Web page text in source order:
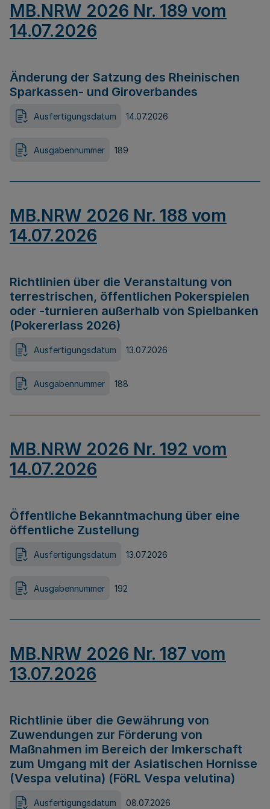
MB.NRW 2026 Nr. 189 vom
14.07.2026
Änderung der Satzung des Rheinischen
Sparkassen- und Giroverbandes
Ausfertigungsdatum 14.07.2026
Ausgabennummer 189
MB.NRW 2026 Nr. 188 vom
14.07.2026
Richtlinien über die Veranstaltung von
terrestrischen, öffentlichen Pokerspielen
oder -turnieren außerhalb von Spielbanken
(Pokererlass 2026)
Ausfertigungsdatum 13.07.2026
Ausgabennummer 188
MB.NRW 2026 Nr. 192 vom
14.07.2026
Öffentliche Bekanntmachung über eine
öffentliche Zustellung
Ausfertigungsdatum 13.07.2026
Ausgabennummer 192
MB.NRW 2026 Nr. 187 vom
13.07.2026
Richtlinie über die Gewährung von
Zuwendungen zur Förderung von
Maßnahmen im Bereich der Imkerschaft
zum Umgang mit der Asiatischen Hornisse
(Vespa velutina) (FöRL Vespa velutina)
Ausfertigungsdatum 08.07.2026